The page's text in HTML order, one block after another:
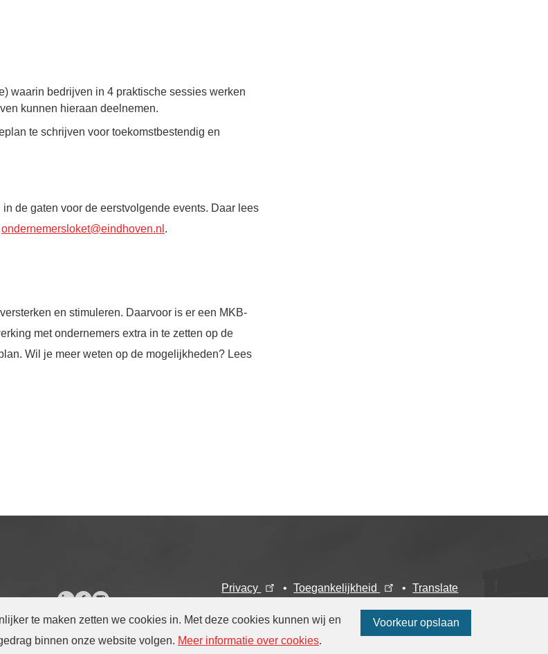
te maken zetten we cookies in. Met deze cookies kunnen wij en
binnen onze website volgen. Meer informatie over cookies.
Voorkeur opslaan
waarin bedrijven in 4 praktische sessies werken
kunnen hieraan deelnemen.
te schrijven voor toekomstbestendig en
in de gaten voor de eerstvolgende events. Daar lees
ondernemersloket@eindhoven.nl .
en stimuleren. Daarvoor is er een MKB-
met ondernemers extra in te zetten op de
Wil je meer weten op de mogelijkheden? Lees
Privacy Toegankelijkheid Translate
Webarchief